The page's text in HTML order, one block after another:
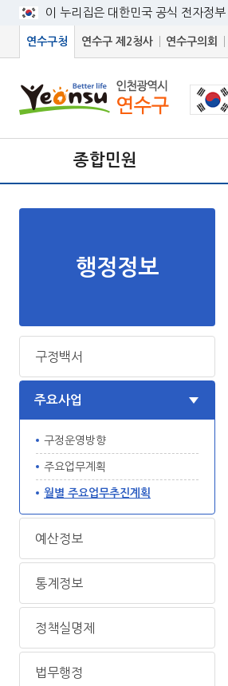
이 누리집은 대한민국 공식 전자정부
연수구청 연수구 제2청사 연수구의회
종합민원
행정정보
구정백서
주요사업
구정운영방향
주요업무계획
월별 주요업무추진계획
예산정보
통계정보
정책실명제
법무행정